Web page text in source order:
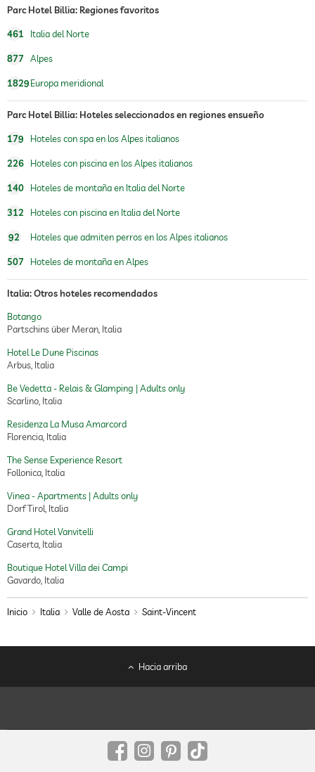
gimnasio Cargos adicionales
equitación
cuidado de niños
sauna
oferta de masajes
masajes para el bienestar
Cargos adicionales
Parc Hotel Billia: Regiones favoritos
461 Italia del Norte
877 Alpes
1829Europa meridional
Parc Hotel Billia: Hoteles seleccionados en regiones ensueño
179 Hoteles con spa en los Alpes italianos
226 Hoteles con piscina en los Alpes italianos
140 Hoteles de montaña en Italia del Norte
312 Hoteles con piscina en Italia del Norte
92 Hoteles que admiten perros en los Alpes italianos
507 Hoteles de montaña en Alpes
Italia: Otros hoteles recomendados
Botango
Partschins über Meran, Italia
Hotel Le Dune Piscinas
Arbus, Italia
Be Vedetta - Relais & Glamping | Adults only
Scarlino, Italia
Residenza La Musa Amarcord
Florencia, Italia
The Sense Experience Resort
Follonica, Italia
Vinea - Apartments | Adults only
Dorf Tirol, Italia
Grand Hotel Vanvitelli
Caserta, Italia
Boutique Hotel Villa dei Campi
Gavardo, Italia
Inicio Italia Valle de Aosta Saint-Vincent
Hacia arriba